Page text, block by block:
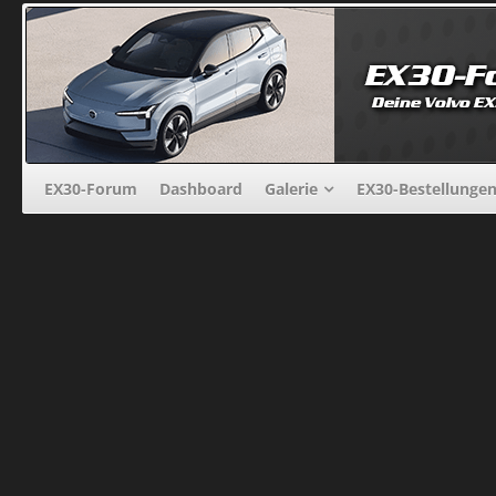
EX30-Forum Dashboard Galerie EX30-Bestellungen